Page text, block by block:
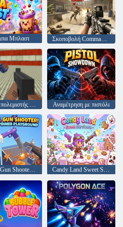
Μπλαστ Σκοποβολή Commando Frontline: Παιχνίδια με όπλα
Ομαλός πολεμιστής του γκάνγκστερ Αναμέτρηση με πιστόλι
Ragdoll Gun Shooter! Παιδική χαρά Cannon Spinner Candy Land Sweet Survivors